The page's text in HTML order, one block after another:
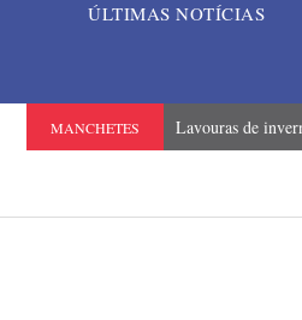
ÚLTIMAS NOTÍCIAS
MANCHETES Lavouras de